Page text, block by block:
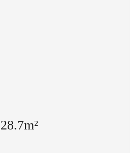
28.7m²